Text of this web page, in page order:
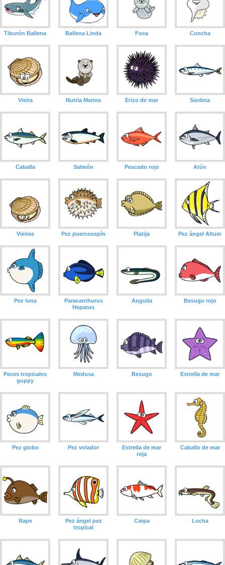
Tiburón Ballena Ballena Linda Foca Concha
Vieira Nutria Marina Erizo de mar Sardina
Caballa Salmón Pescado rojo Atún
Vieiras Pez puercoespín Platija Pez ángel Altum
Pez luna
Paracanthurus
Hepatus
Anguila Besugo rojo
Peces tropicales
guppy
Medusa Besugo Estrella de mar
Pez globo Pez volador
Estrella de mar
roja
Caballo de mar
Rape
Pez ángel pez
tropical
Carpa Locha